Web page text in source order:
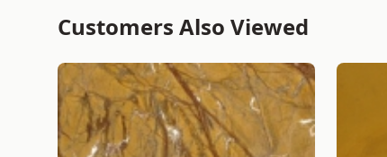
Customers Also Viewed